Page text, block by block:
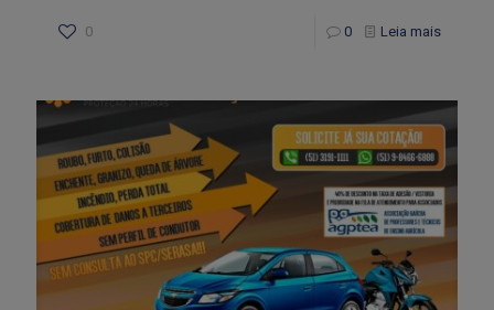
0 0 Leia mais